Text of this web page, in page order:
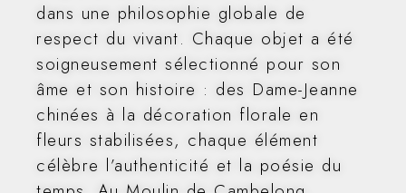
dans une philosophie globale de
respect du vivant. Chaque objet a été
soigneusement sélectionné pour son
âme et son histoire : des Dame-Jeanne
chinées à la décoration florale en
fleurs stabilisées, chaque élément
célèbre l’authenticité et la poésie du